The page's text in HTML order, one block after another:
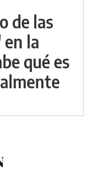
de las
la
qué es